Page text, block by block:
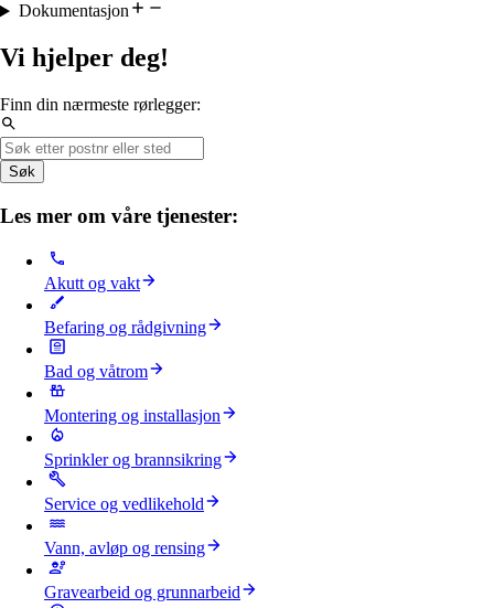
Dokumentasjon
Vi hjelper deg!
Finn din nærmeste rørlegger:
Søk
Les mer om våre tjenester:
Akutt og vakt
Befaring og rådgivning
Bad og våtrom
Montering og installasjon
Sprinkler og brannsikring
Service og vedlikehold
Vann, avløp og rensing
Gravearbeid og grunnarbeid